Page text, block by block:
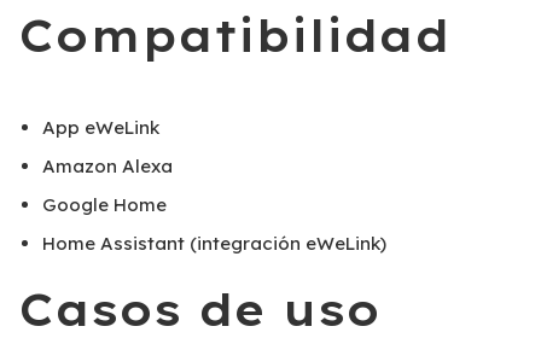
Compatibilidad
App eWeLink
Amazon Alexa
Google Home
Home Assistant (integración eWeLink)
Casos de uso